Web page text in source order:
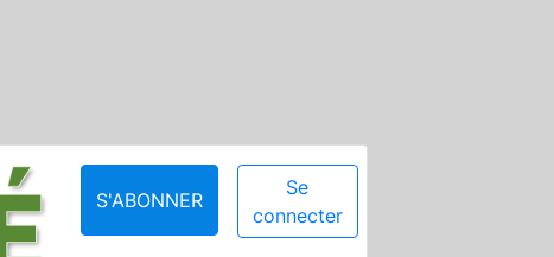
S'ABONNER
Se
connecter